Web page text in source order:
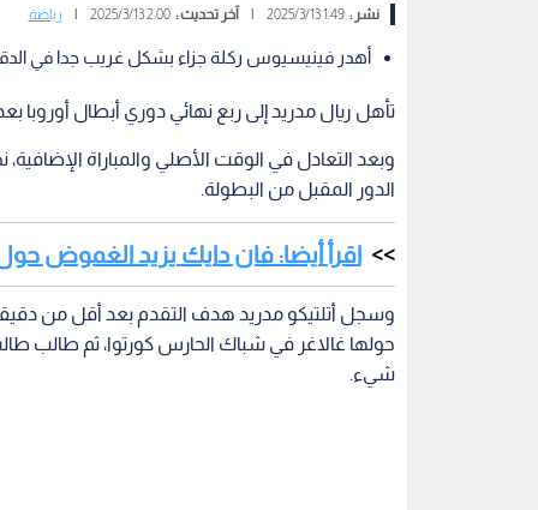
نشر :1:49 2025/3/13 آخر تحديث :2:00 2025/3/13 رياضة
أهدر فينيسيوس ركلة جزاء بشكل غريب جدا في
تأهل ريال مدريد إلى ربع نهائي دوري أبطال أوروبا
وبعد التعادل في الوقت الأصلي والمباراة
الدور المقبل من البطولة.
اقرأ أيضا: فان دايك يزيد الغموض
وسجل أتلتيكو مدريد هدف التقدم بعد أقل من
شيء.